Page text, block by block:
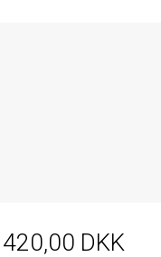
420,00 DKK